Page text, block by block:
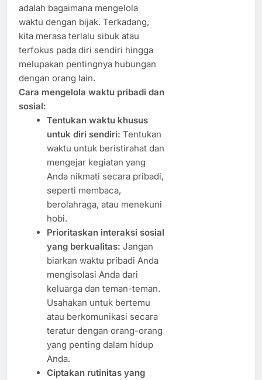
adalah bagaimana mengelola
waktu dengan bijak. Terkadang,
kita merasa terlalu sibuk atau
terfokus pada diri sendiri hingga
melupakan pentingnya hubungan
dengan orang lain.
Cara mengelola waktu pribadi dan
sosial:
Tentukan waktu khusus
untuk diri sendiri: Tentukan
waktu untuk beristirahat dan
mengejar kegiatan yang
Anda nikmati secara pribadi,
seperti membaca,
berolahraga, atau menekuni
hobi.
Prioritaskan interaksi sosial
yang berkualitas: Jangan
biarkan waktu pribadi Anda
mengisolasi Anda dari
keluarga dan teman-teman.
Usahakan untuk bertemu
atau berkomunikasi secara
teratur dengan orang-orang
yang penting dalam hidup
Anda.
Ciptakan rutinitas yang